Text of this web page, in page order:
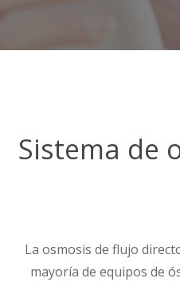
Sistema de
La osmosis de flujo
mayoría de equipos de